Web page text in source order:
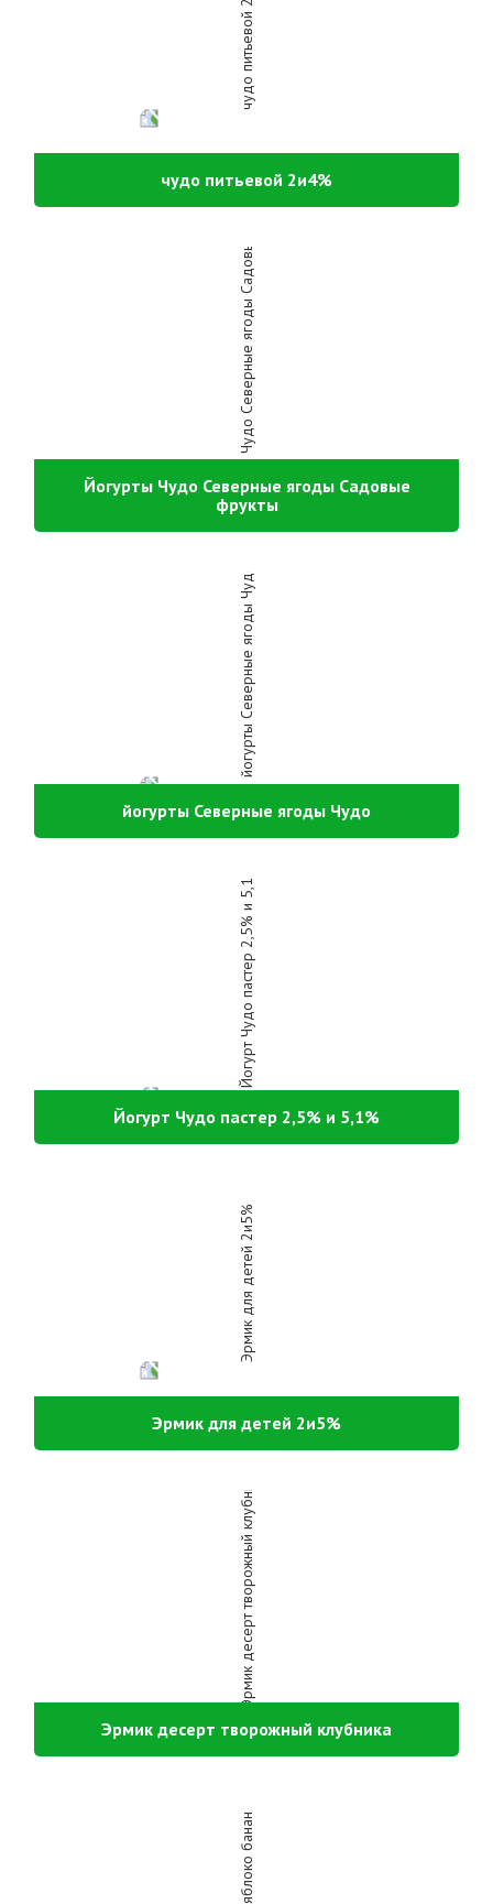
чудо питьевой 2и4%
Йогурты Чудо Северные ягоды Садовые
фрукты
йогурты Северные ягоды Чудо
Йогурт Чудо пастер 2,5% и 5,1%
Эрмик для детей 2и5%
Эрмик десерт творожный клубника